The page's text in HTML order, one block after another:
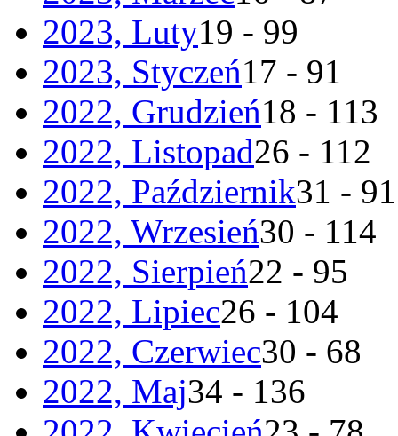
2023, Luty19 - 99
2023, Styczeń17 - 91
2022, Grudzień18 - 113
2022, Listopad26 - 112
2022, Październik31 - 91
2022, Wrzesień30 - 114
2022, Sierpień22 - 95
2022, Lipiec26 - 104
2022, Czerwiec30 - 68
2022, Maj34 - 136